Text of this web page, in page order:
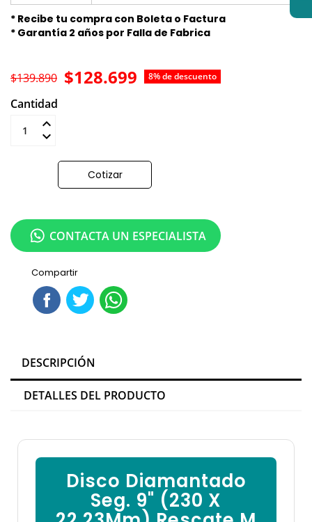
* Recibe tu compra con Boleta o Factura
* Garantía 2 años por Falla de Fabrica
$128.699 8% de descuento
$139.890
Cantidad
Cotizar
Compartir
CONTACTA UN ESPECIALISTA
DESCRIPCIÓN
DETALLES DEL PRODUCTO
Disco Diamantado
Seg. 9" (230 X